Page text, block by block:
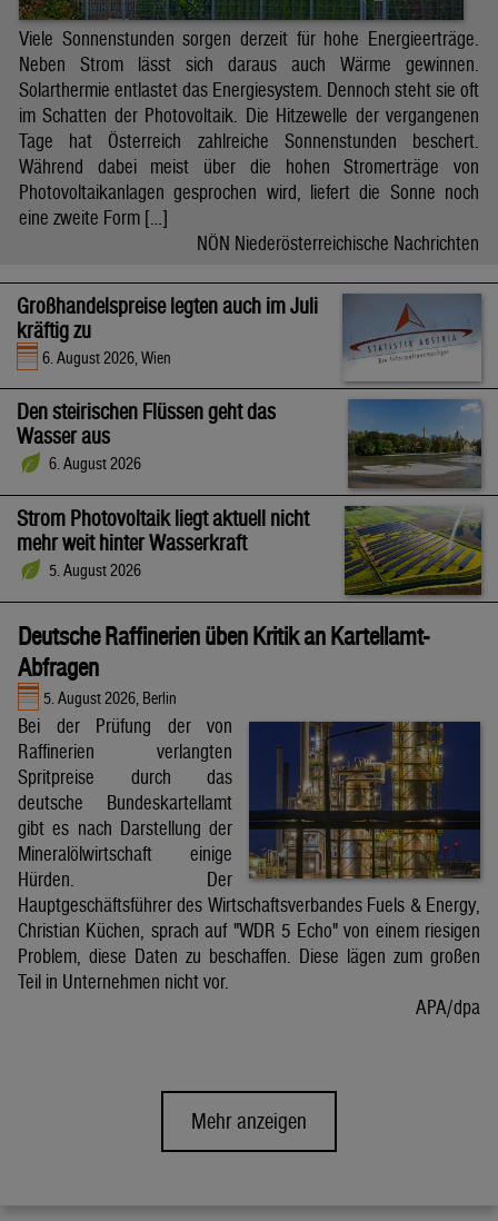
Viele Sonnenstunden sorgen derzeit für hohe Energieerträge.
Neben Strom lässt sich daraus auch Wärme gewinnen.
Solarthermie entlastet das Energiesystem. Dennoch steht sie oft
im Schatten der Photovoltaik. Die Hitzewelle der vergangenen
Tage hat Österreich zahlreiche Sonnenstunden beschert.
Während dabei meist über die hohen Stromerträge von
Photovoltaikanlagen gesprochen wird, liefert die Sonne noch
eine zweite Form […]
NÖN Niederösterreichische Nachrichten
Großhandelspreise legten auch im Juli
kräftig zu
6. August 2026, Wien
Den steirischen Flüssen geht das
Wasser aus
6. August 2026
Strom Photovoltaik liegt aktuell nicht
mehr weit hinter Wasserkraft
5. August 2026
Deutsche Raffinerien üben Kritik an Kartellamt-
Abfragen
5. August 2026, Berlin
Bei der Prüfung der von
Raffinerien verlangten
Spritpreise durch das
deutsche Bundeskartellamt
gibt es nach Darstellung der
Mineralölwirtschaft einige
Hürden. Der
Hauptgeschäftsführer des Wirtschaftsverbandes Fuels & Energy,
Christian Küchen, sprach auf "WDR 5 Echo" von einem riesigen
Problem, diese Daten zu beschaffen. Diese lägen zum großen
Teil in Unternehmen nicht vor.
APA/dpa
Mehr anzeigen